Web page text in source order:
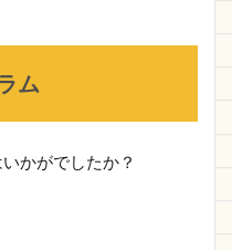
ム
かがでしたか？